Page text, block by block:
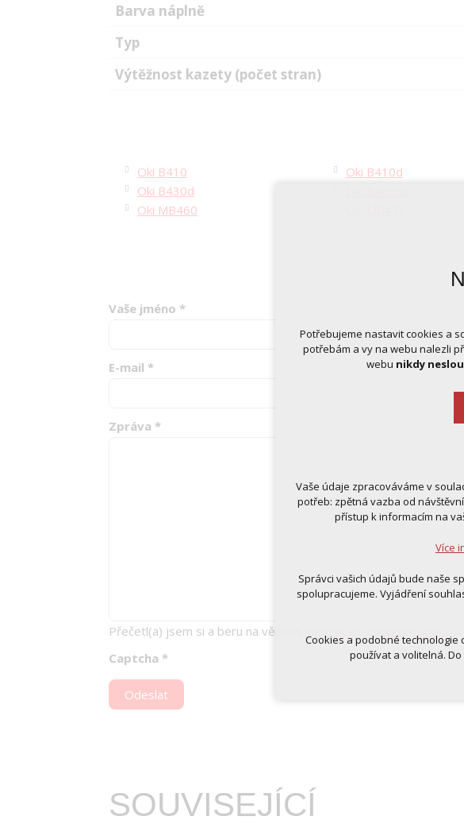
Barva náplně
Typ
Výtěžnost kazety (počet stran)
Oki B410 Oki B410d
Oki B430d
Oki MB460
Vaše jméno *
E-mail *
Zpráva *
Přečetl(a) jsem si a beru na vědomí
Captcha *
Odeslat
SOUVISEJÍCÍ
Potřebujeme nastavit cookies a
potřebám a vy na webu nalezli
webu nikdy
Technická cookies
nutná pro provozování
udržení kontextu stránek
analytická pro
marketingová cookies
Vaše údaje zpracováváme v
potřeb: zpětná vazba od
přístup k informacím na
Více
Správci vašich údajů bude naše
spolupracujeme. Vyjádření
Cookies a podobné technologie
používat a volitelná.